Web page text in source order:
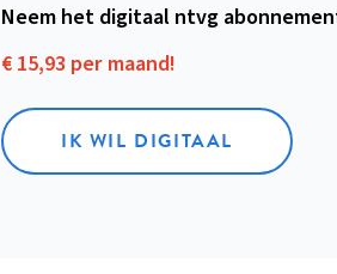
Neem het digitaal ntvg
€ 15,93 per maand!
IK WIL DIGITAAL